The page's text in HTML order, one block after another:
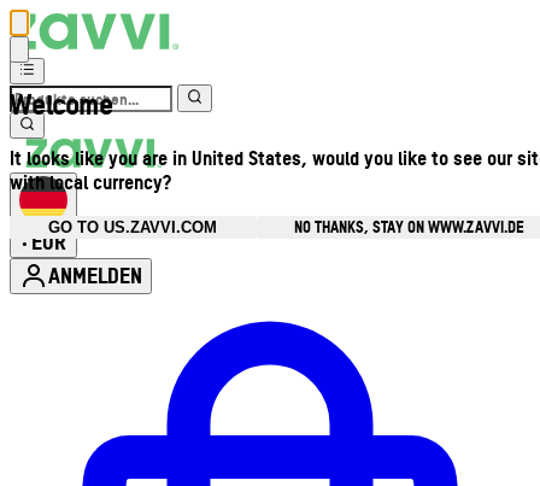
Welcome
It looks like you are in United States, would you like to see our
with local currency?
GO TO US.ZAVVI.COM
NO THANKS, STAY ON WWW.ZAVVI.DE
• EUR
ANMELDEN